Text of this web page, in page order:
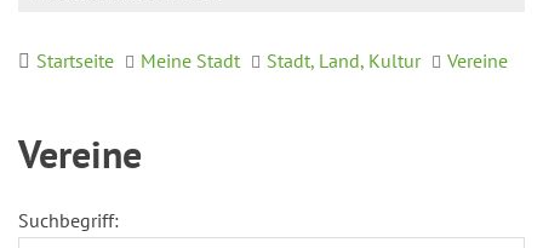
Startseite Meine Stadt Stadt, Land, Kultur Vereine
Vereine
Suchbegriff: